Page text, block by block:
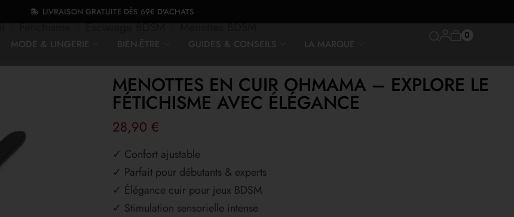
LIVRAISON GRATUITE DÈS 69€ D'ACHATS
MODE & LINGERIE BIEN-ÊTRE GUIDES & CONSEILS LA MARQUE
0
MENOTTES EN CUIR OHMAMA – EXPLORE LE
FÉTICHISME AVEC ÉLÉGANCE
28,90 €
✓ Confort ajustable
✓ Parfait pour débutants & experts
✓ Élégance cuir pour jeux BDSM
✓ Stimulation sensorielle intense